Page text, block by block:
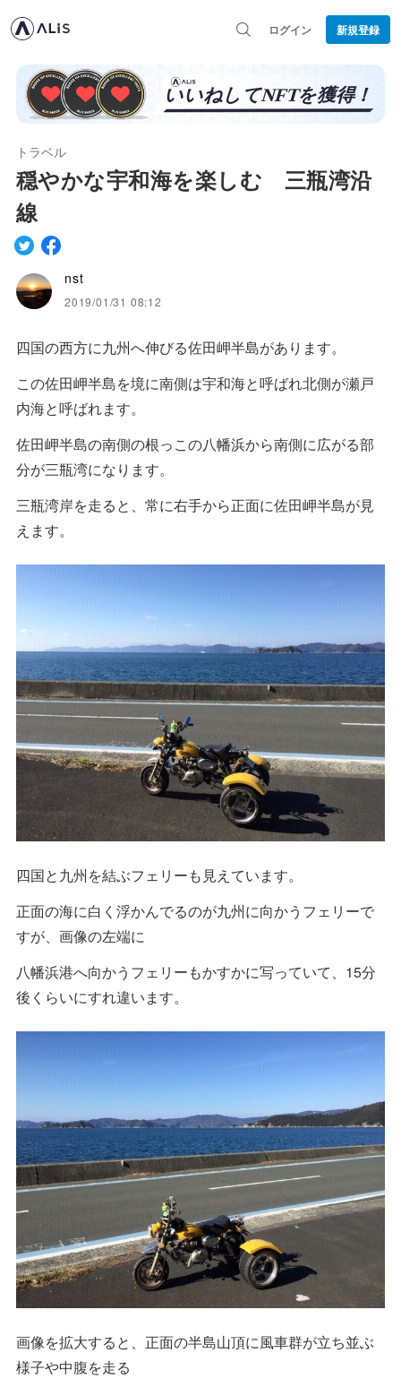
ログイン 新規登録
トラベル
穏やかな宇和海を楽しむ 三瓶湾沿
線
nst
2019/01/31 08:12
四国の西方に九州へ伸びる佐田岬半島があります。
この佐田岬半島を境に南側は宇和海と呼ばれ北側が瀬戸
内海と呼ばれます。
佐田岬半島の南側の根っこの八幡浜から南側に広がる部
分が三瓶湾になります。
三瓶湾岸を走ると、常に右手から正面に佐田岬半島が見
えます。
四国と九州を結ぶフェリーも見えています。
正面の海に白く浮かんでるのが九州に向かうフェリーで
すが、画像の左端に
八幡浜港へ向かうフェリーもかすかに写っていて、15分
後くらいにすれ違います。
画像を拡大すると、正面の半島山頂に風車群が立ち並ぶ
様子や中腹を走る